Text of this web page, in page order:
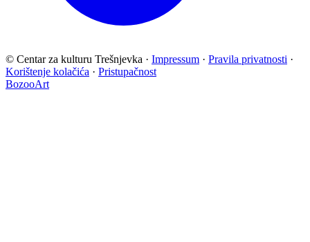
© Centar za kulturu Trešnjevka · Impressum · Pravila privatnosti ·
Korištenje kolačića · Pristupačnost
BozooArt